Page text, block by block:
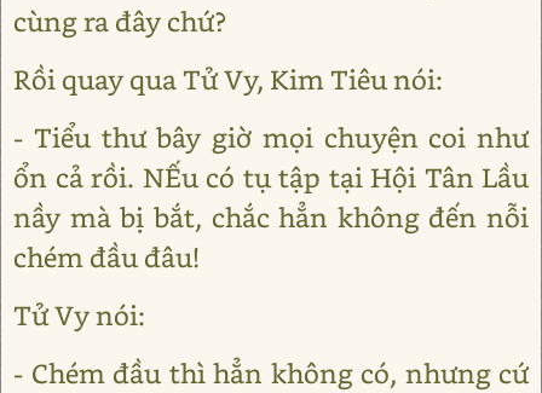
cùng ra đây chứ?
Rồi quay qua Tử Vy, Kim Tiêu nói:
- Tiểu thư bây giờ mọi chuyện coi như
ổn cả rồi. NẾu có tụ tập tại Hội Tân Lầu
nầy mà bị bắt, chắc hẳn không đến nỗi
chém đầu đâu!
Tử Vy nói:
- Chém đầu thì hẳn không có, nhưng cứ